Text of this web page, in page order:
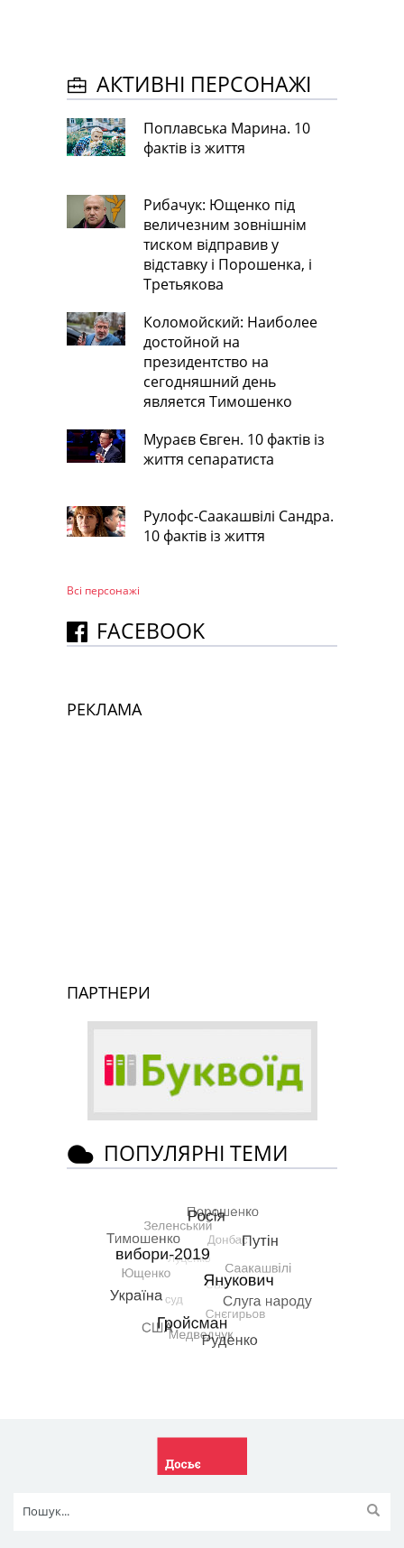
АКТИВНІ ПЕРСОНАЖІ
Поплавська Марина. 10
фактів із життя
Рибачук: Ющенко під
величезним зовнішнім
тиском відправив у
відставку і Порошенка, і
Третьякова
Коломойский: Наиболее
достойной на
президентство на
сегодняшний день
является Тимошенко
Мураєв Євген. 10 фактів із
життя сепаратиста
Рулофс-Саакашвілі Сандра.
10 фактів із життя
Всі персонажi
FACEBOOK
РЕКЛАМА
ПАРТНЕРИ
ПОПУЛЯРНІ ТЕМИ